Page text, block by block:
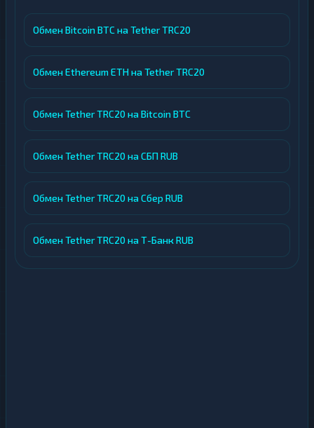
Обмен Bitcoin BTC на Tether TRC20
Обмен Ethereum ETH на Tether TRC20
Обмен Tether TRC20 на Bitcoin BTC
Обмен Tether TRC20 на СБП RUB
Обмен Tether TRC20 на Сбер RUB
Обмен Tether TRC20 на Т-Банк RUB